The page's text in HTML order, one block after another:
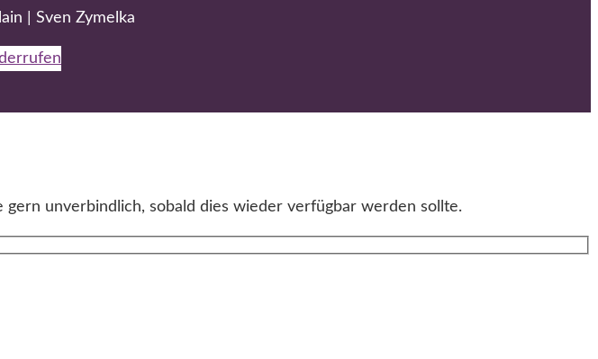
| Sven Zymelka
unverbindlich, sobald dies wieder verfügbar werden sollte.